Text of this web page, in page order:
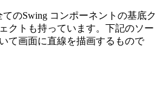
てのSwing コンポーネントの基底ク
クトも持っています。下記のソー
て画面に直線を描画するもので